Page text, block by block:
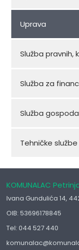
Uprava
Služba pravnih,
Služba za
Služba
Tehničke službe
KOMUNALAC
Ivana Gundulića 14,
OIB: 53696178845
Tel: 044 527 440